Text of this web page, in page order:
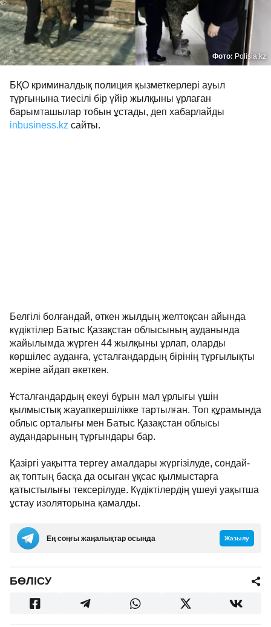
Фото: Polisia.kz
БҚО криминалдық полиция қызметкерлері ауыл
тұрғынына тиесілі бір үйір жылқыны ұрлаған
барымташылар тобын ұстады, деп хабарлайды
inbusiness.kz cайты.
Белгілі болғандай, өткен жылдың желтоқсан айында
күдіктілер Батыс Қазақстан облысының ауданында
жайылымда жүрген 44 жылқыны ұрлап, оларды
көршілес ауданға, ұсталғандардың бірінің тұрғылықты
жеріне айдап әкеткен.
Ұсталғандардың екеуі бұрын мал ұрлығы үшін
қылмыстық жауапкершілікке тартылған. Топ құрамында
облыс орталығы мен Батыс Қазақстан облысы
аудандарының тұрғындары бар.
Қазіргі уақытта тергеу амалдары жүргізілуде, сондай-
ақ топтың басқа да осыған ұқсас қылмыстарға
қатыстылығы тексерілуде. Күдіктілердің үшеуі уақытша
ұстау изоляторына қамалды.
Ең соңғы жаңалықтар осында Жазылу
БӨЛІСУ